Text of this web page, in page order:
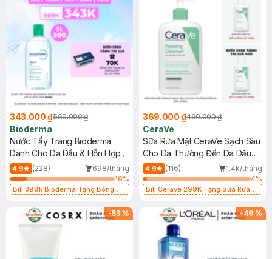
343.000 ₫560.000 ₫
Bioderma
Nước Tẩy Trang Bioderma
Dành Cho Da Dầu & Hỗn Hợp
500ml
4.9 (228)
698/tháng
16%
Bill 399k Bioderma Tặng Bông
369.000 ₫490.000 ₫
CeraVe
Sữa Rửa Mặt CeraVe Sạch Sâu
Cho Da Thường Đến Da Dầu
473ml
4.9 (116)
1.4k/tháng
4%
Bill Cerave 299K Tặng Sữa Rửa
-53 % -49 %